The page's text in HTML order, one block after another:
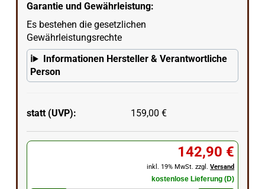
Garantie und Gewährleistung:
Es bestehen die gesetzlichen
Gewährleistungsrechte
Informationen Hersteller & Verantwortliche
Person
statt (UVP): 159,00 €
142,90 €
inkl. 19% MwSt. zzgl.Versand
kostenlose Lieferung (D)